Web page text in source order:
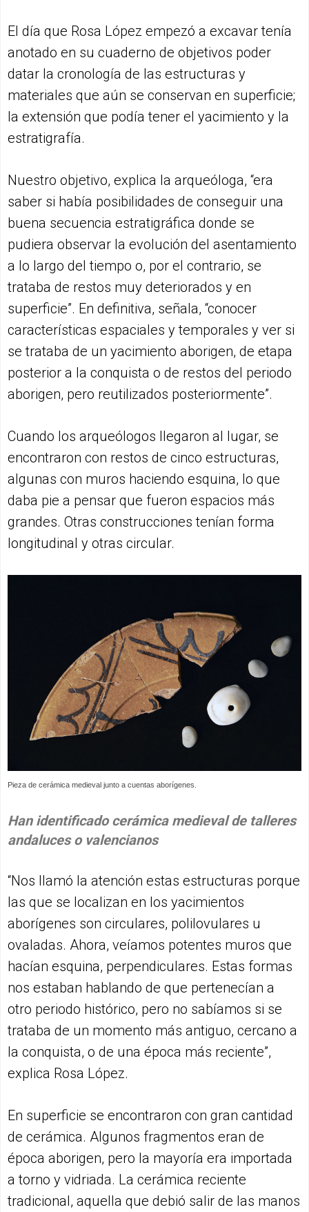
El día que Rosa López empezó a excavar tenía
anotado en su cuaderno de objetivos poder
datar la cronología de las estructuras y
materiales que aún se conservan en superficie;
la extensión que podía tener el yacimiento y la
estratigrafía.
Nuestro objetivo, explica la arqueóloga, “era
saber si había posibilidades de conseguir una
buena secuencia estratigráfica donde se
pudiera observar la evolución del asentamiento
a lo largo del tiempo o, por el contrario, se
trataba de restos muy deteriorados y en
superficie”. En definitiva, señala, “conocer
características espaciales y temporales y ver si
se trataba de un yacimiento aborigen, de etapa
posterior a la conquista o de restos del periodo
aborigen, pero reutilizados posteriormente”.
Cuando los arqueólogos llegaron al lugar, se
encontraron con restos de cinco estructuras,
algunas con muros haciendo esquina, lo que
daba pie a pensar que fueron espacios más
grandes. Otras construcciones tenían forma
longitudinal y otras circular.
Pieza de cerámica medieval junto a cuentas aborígenes.
Han identificado cerámica medieval de talleres
andaluces o valencianos
“Nos llamó la atención estas estructuras porque
las que se localizan en los yacimientos
aborígenes son circulares, polilovulares u
ovaladas. Ahora, veíamos potentes muros que
hacían esquina, perpendiculares. Estas formas
nos estaban hablando de que pertenecían a
otro periodo histórico, pero no sabíamos si se
trataba de un momento más antiguo, cercano a
la conquista, o de una época más reciente”,
explica Rosa López.
En superficie se encontraron con gran cantidad
de cerámica. Algunos fragmentos eran de
época aborigen, pero la mayoría era importada
a torno y vidriada. La cerámica reciente
tradicional, aquella que debió salir de las manos